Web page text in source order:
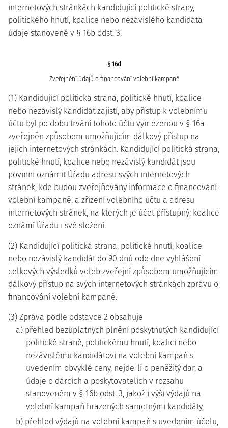
internetových stránkách kandidující politické strany,
politického hnutí, koalice nebo nezávislého kandidáta
údaje stanovené v § 16b odst. 3.
§ 16d
Zveřejnění údajů o financování volební kampaně
(1) Kandidující politická strana, politické hnutí, koalice
nebo nezávislý kandidát zajistí, aby přístup k volebnímu
účtu byl po dobu trvání tohoto účtu vymezenou v § 16a
zveřejněn způsobem umožňujícím dálkový přístup na
jejich internetových stránkách. Kandidující politická strana,
politické hnutí, koalice nebo nezávislý kandidát jsou
povinni oznámit Úřadu adresu svých internetových
stránek, kde budou zveřejňovány informace o financování
volební kampaně, a zřízení volebního účtu a adresu
internetových stránek, na kterých je účet přístupný; koalice
oznámí Úřadu i své složení.
(2) Kandidující politická strana, politické hnutí, koalice
nebo nezávislý kandidát do 90 dnů ode dne vyhlášení
celkových výsledků voleb zveřejní způsobem umožňujícím
dálkový přístup na svých internetových stránkách zprávu o
financování volební kampaně.
(3) Zpráva podle odstavce 2 obsahuje
a) přehled bezúplatných plnění poskytnutých kandidující
politické straně, politickému hnutí, koalici nebo
nezávislému kandidátovi na volební kampaň s
uvedením obvyklé ceny, nejde-li o peněžitý dar, a
údaje o dárcích a poskytovatelích v rozsahu
stanoveném v § 16b odst. 3, jakož i výši výdajů na
volební kampaň hrazených samotnými kandidáty,
b) přehled výdajů na volební kampaň s uvedením účelu,